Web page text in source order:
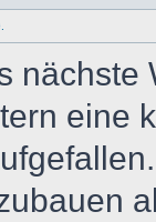
nächste
eine